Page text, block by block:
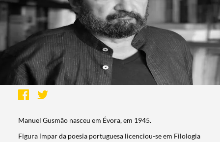
Manuel Gusmão nasceu em Évora, em 1945.
Figura ímpar da poesia portuguesa licenciou-se em Filologia